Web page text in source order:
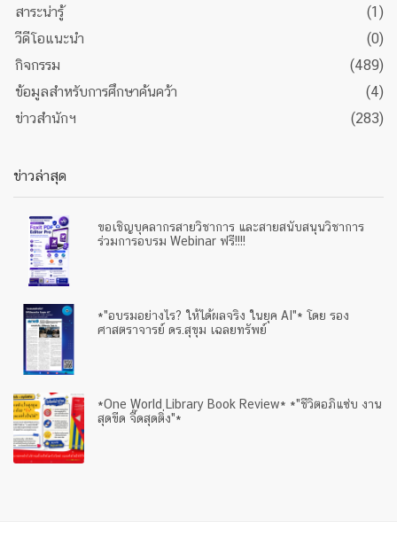
สาระน่ารู้
(1)
วีดีโอแนะนำ
(0)
กิจกรรม
(489)
ข้อมูลสำหรับการศึกษาค้นคว้า
(4)
ข่าวสำนักฯ
(283)
ข่าวล่าสุด
ขอเชิญบุคลากรสายวิชาการ และสายสนับสนุนวิชาการ
ร่วมการอบรม Webinar ฟรี!!!!
*"อบรมอย่างไร? ให้ได้ผลจริง ในยุค AI"* โดย รอง
ศาสตราจารย์ ดร.สุขุม เฉลยทรัพย์
*One World Library Book Review* *"ชีวิตอภิแซ่บ งาน
สุดขีด จี๊ดสุดติ่ง"*